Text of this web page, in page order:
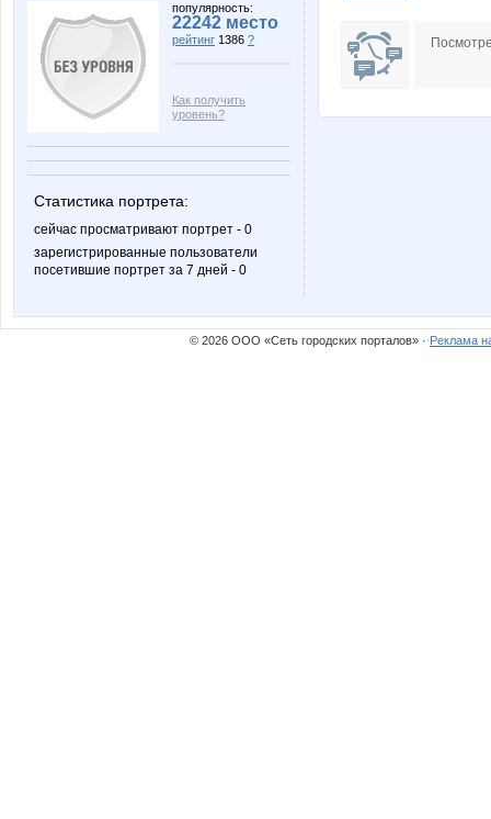
популярность:
22242 место
рейтинг 1386 ?
Как получить
уровень?
Статистика портрета:
сейчас просматривают портрет - 0
зарегистрированные пользователи
посетившие портрет за 7 дней - 0
Хрюква*** Йожыг
© 2026 ООО «Сеть городских порталов» · Реклама